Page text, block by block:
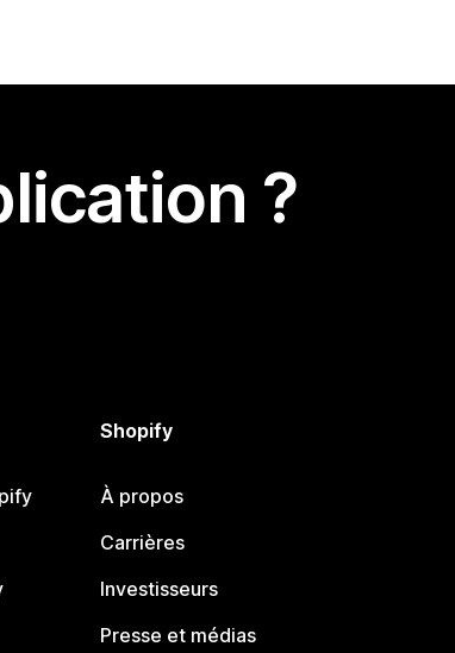
?
Shopify
À propos
Carrières
Investisseurs
Presse et médias